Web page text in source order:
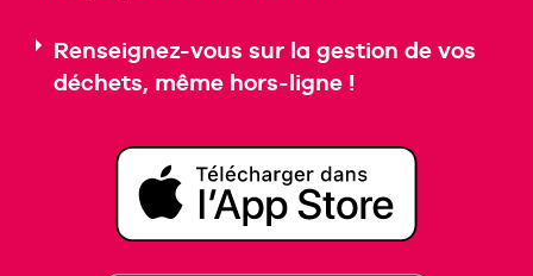
Renseignez-vous sur la gestion de vos
déchets, même hors-ligne !